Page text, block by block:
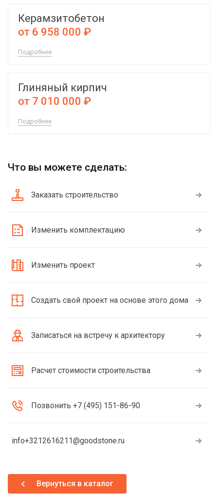
Керамзитобетон
от 6 958 000 ₽
Подробнее
Глиняный кирпич
от 7 010 000 ₽
Подробнее
Что вы можете сделать:
Заказать строительство
Изменить комплектацию
Изменить проект
Создать свой проект на основе этого дома
Записаться на встречу к архитектору
Расчет стоимости строительства
Позвонить +7 (495) 151-86-90
info+3212616211@goodstone.ru
Вернуться в каталог